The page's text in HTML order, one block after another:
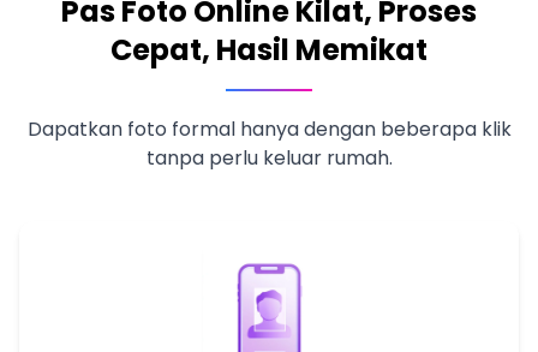
Pas Foto Online Kilat, Proses
Cepat, Hasil Memikat
Dapatkan foto formal hanya dengan beberapa klik
tanpa perlu keluar rumah.